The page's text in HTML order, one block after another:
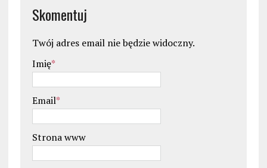
Skomentuj
Twój adres email nie będzie widoczny.
Imię*
Email*
Strona www